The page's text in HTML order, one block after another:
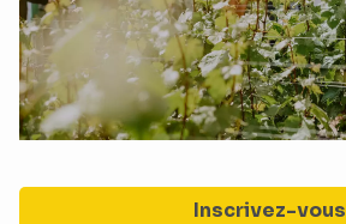
Inscrivez-vous